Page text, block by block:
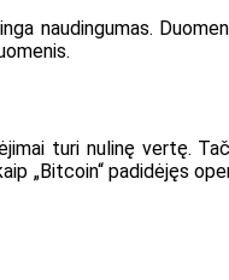
naudingumas.
turi nulinę vertę.
„Bitcoin“ padidėjęs